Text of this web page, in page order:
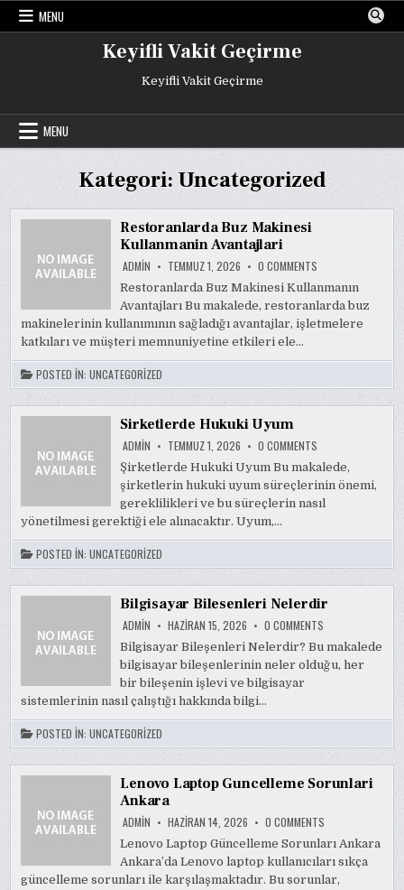
Skip
MENU
Keyifli Vakit Geçirme
Keyifli Vakit Geçirme
MENU
Kategori: Uncategorized
Restoranlarda Buz Makinesi
Kullanmanin Avantajlari
ADMIN TEMMUZ 1, 2026 0 COMMENTS
BUZ
MAKINESI
KULLANMANIN
AVANTAJLARI
Restoranlarda Buz Makinesi Kullanmanın
Avantajları Bu makalede, restoranlarda buz
makinelerinin kullanımının sağladığı avantajlar, işletmelere
katkıları ve müşteri memnuniyetine etkileri ele…
POSTED IN:UNCATEGORIZED
Sirketlerde Hukuki Uyum
ADMIN TEMMUZ 1, 2026 0 COMMENTS
HUKUKI
UYUM
Şirketlerde Hukuki Uyum Bu makalede,
şirketlerin hukuki uyum süreçlerinin önemi,
gereklilikleri ve bu süreçlerin nasıl
yönetilmesi gerektiği ele alınacaktır. Uyum,…
POSTED IN:UNCATEGORIZED
Bilgisayar Bilesenleri Nelerdir
ADMIN HAZIRAN 15, 2026 0 COMMENTS
BILESENLERI
NELERDIR
Bilgisayar Bileşenleri Nelerdir? Bu makalede
bilgisayar bileşenlerinin neler olduğu, her
bir bileşenin işlevi ve bilgisayar
sistemlerinin nasıl çalıştığı hakkında bilgi…
POSTED IN:UNCATEGORIZED
Lenovo Laptop Guncelleme Sorunlari
Ankara
ADMIN HAZIRAN 14, 2026 0 COMMENTS
LAPTOP
GUNCELLEME
SORUNLARI
ANKARA
Lenovo Laptop Güncelleme Sorunları Ankara
Ankara’da Lenovo laptop kullanıcıları sıkça
güncelleme sorunları ile karşılaşmaktadır. Bu sorunlar,